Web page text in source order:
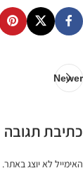
Newer
כתיבת תגובה
האימייל לא יוצג באתר.